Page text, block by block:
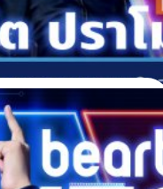
อบคำถามไอที ที่ไม่
วัล